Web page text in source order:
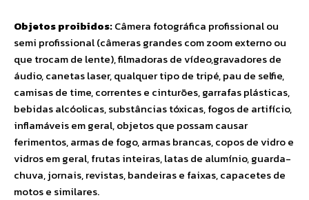
Objetos proibidos:Câmera fotográfica profissional ou
semi profissional (câmeras grandes com zoom externo ou
que trocam de lente), filmadoras de vídeo,gravadores de
áudio, canetas laser, qualquer tipo de tripé, pau de selfie,
camisas de time, correntes e cinturões, garrafas plásticas,
bebidas alcóolicas, substâncias tóxicas, fogos de artifício,
inflamáveis em geral, objetos que possam causar
ferimentos, armas de fogo, armas brancas, copos de vidro e
vidros em geral, frutas inteiras, latas de alumínio, guarda-
chuva, jornais, revistas, bandeiras e faixas, capacetes de
motos e similares.